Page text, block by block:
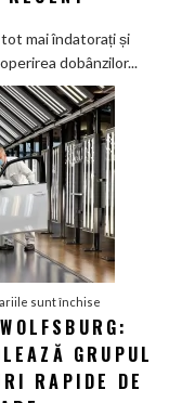
mai
greu
furnizorii
auto
germani,
arată
un
studiu
recent
mai îndatorați și
dobânzilor...
sunt închise
Tensiuni
majore
la
GRUPUL
RAPIDE DE